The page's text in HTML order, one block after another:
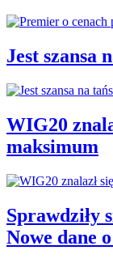
Jest szansa
WIG20
maksimum
Sprawdziły
Nowe dane